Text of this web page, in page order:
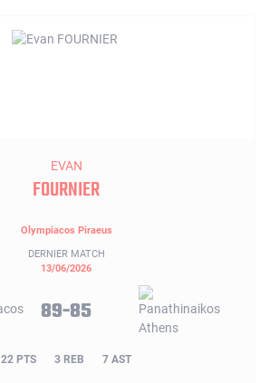
EVAN
FOURNIER
Olympiacos Piraeus
DERNIER MATCH
13/06/2026
89-85
22 PTS 3 REB 7 AST